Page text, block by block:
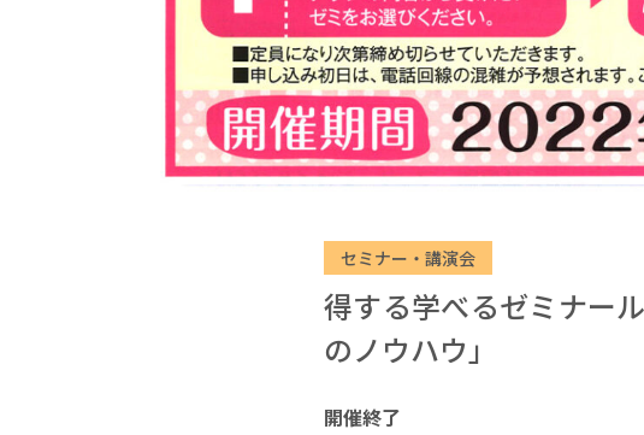
セミナー・講演会
得する学べるゼミナー
のノウハウ」
開催終了